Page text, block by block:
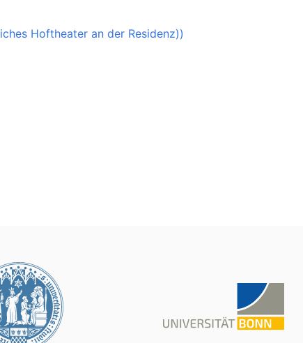
Hoftheater an der Residenz))